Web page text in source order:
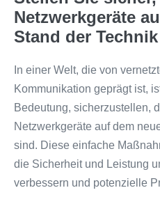
Netzwerkgeräte
Stand der
In einer Welt, die von
Kommunikation geprägt ist,
Bedeutung, sicherzustellen,
Netzwerkgeräte auf dem
sind. Diese einfache
die Sicherheit und Leistung
verbessern und potenzielle